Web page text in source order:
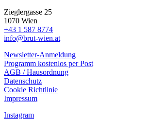
Zieglergasse 25
1070 Wien
+43 1 587 8774
info@brut-wien.at
Newsletter-Anmeldung
Programm kostenlos per Post
AGB / Hausordnung
Datenschutz
Cookie Richtlinie
Impressum
Instagram